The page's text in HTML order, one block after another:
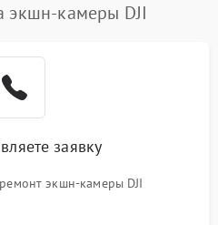
экшн-камеры DJI
заявку
экшн-камеры DJI